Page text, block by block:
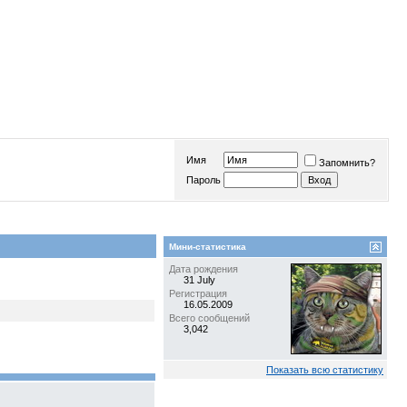
Имя
Запомнить?
Пароль
Мини-статистика
Дата рождения
31 July
Регистрация
16.05.2009
Всего сообщений
3,042
Показать всю статистику